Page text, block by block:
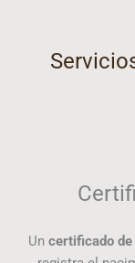
Un certificado